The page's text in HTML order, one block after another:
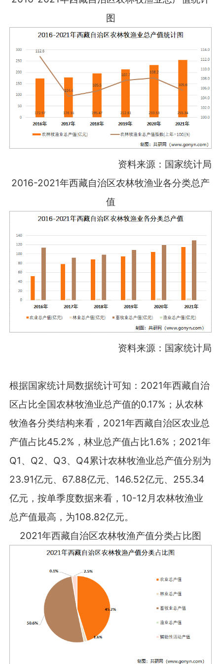
图
资料来源：国家统计局
2016-2021年西藏自治区农林牧渔业各分类总产
值
资料来源：国家统计局
根据国家统计局数据统计可知：2021年西藏自治
区占比全国农林牧渔业总产值的0.17%；从农林
牧渔各分类结构来看，2021年西藏自治区农业总
产值占比45.2%，林业总产值占比1.6%；2021年
Q1、Q2、Q3、Q4累计农林牧渔业总产值分别为
23.91亿元、67.88亿元、146.52亿元、255.34
亿元，按单季度数据来看，10-12月农林牧渔业
总产值最高，为108.82亿元。
2021年西藏自治区农林牧渔产值分类占比图